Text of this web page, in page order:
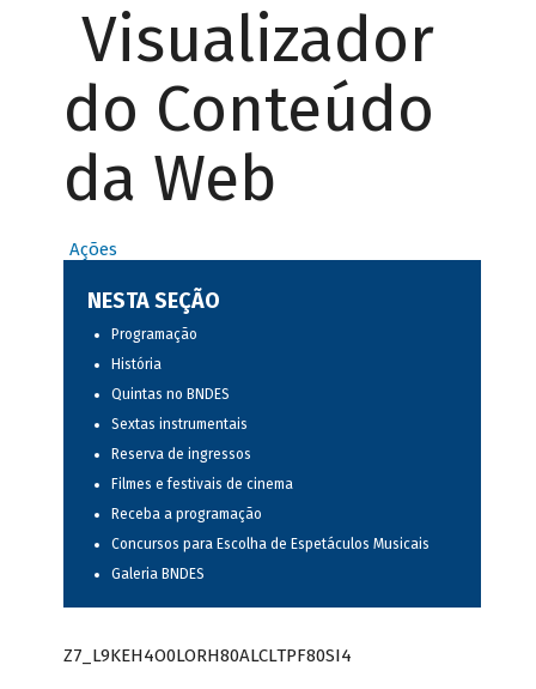
Visualizador
do Conteúdo
da Web
Ações
NESTA SEÇÃO
Programação
História
Quintas no BNDES
Sextas instrumentais
Reserva de ingressos
Filmes e festivais de cinema
Receba a programação
Concursos para Escolha de Espetáculos Musicais
Galeria BNDES
Z7_L9KEH4O0LORH80ALCLTPF80SI4